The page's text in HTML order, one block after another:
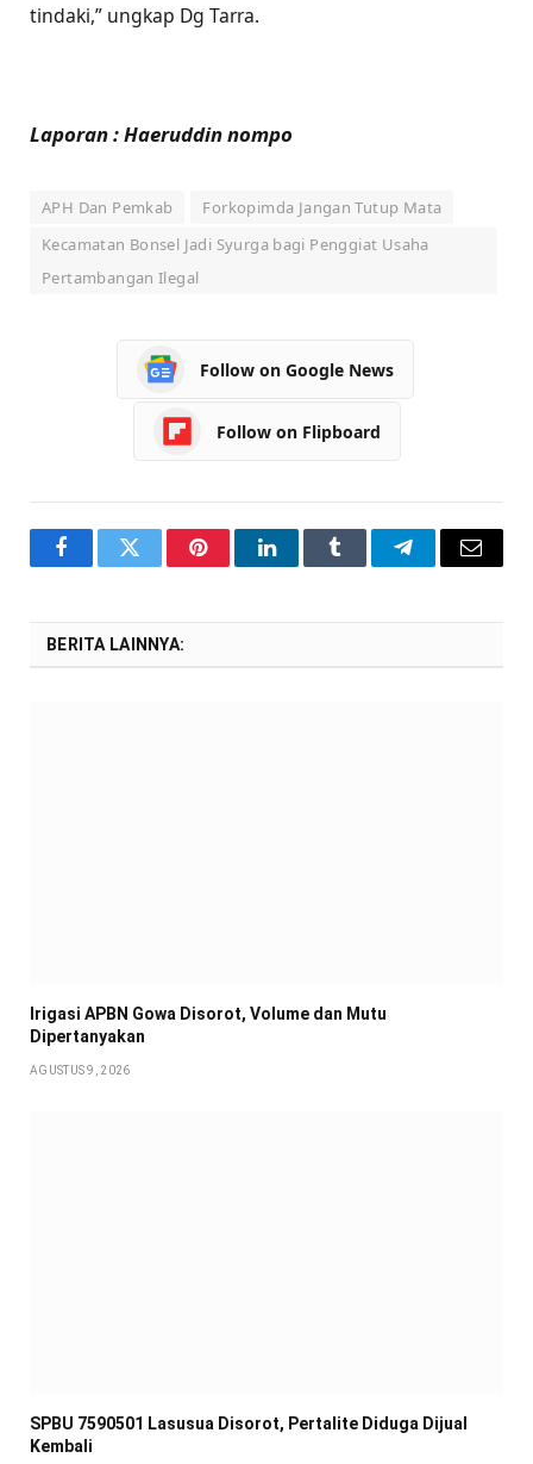
tindaki,” ungkap Dg Tarra.
Laporan : Haeruddin nompo
APH Dan Pemkab
Forkopimda Jangan Tutup Mata
Kecamatan Bonsel Jadi Syurga bagi Penggiat Usaha
Pertambangan Ilegal
Follow on Google News
Follow on Flipboard
FacebookTwitter PinterestLinkedInTumblr TelegramEmail
BERITA LAINNYA:
Irigasi APBN Gowa Disorot, Volume dan Mutu
Dipertanyakan
AGUSTUS 9, 2026
SPBU 7590501 Lasusua Disorot, Pertalite Diduga Dijual
Kembali